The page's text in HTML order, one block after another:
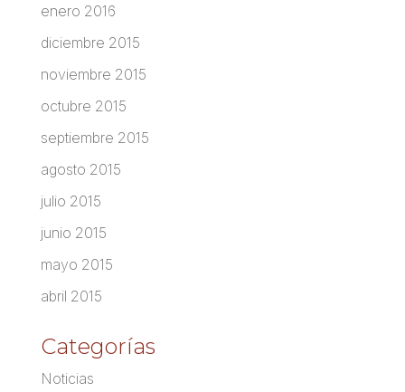
enero 2016
diciembre 2015
noviembre 2015
octubre 2015
septiembre 2015
agosto 2015
julio 2015
junio 2015
mayo 2015
abril 2015
Categorías
Noticias